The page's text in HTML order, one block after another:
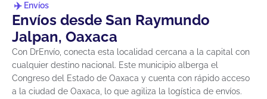
Envíos
Envíos desde San Raymundo
Jalpan, Oaxaca
Con DrEnvío, conecta esta localidad cercana a la capital con
cualquier destino nacional. Este municipio alberga el
Congreso del Estado de Oaxaca y cuenta con rápido acceso
a la ciudad de Oaxaca, lo que agiliza la logística de envíos.